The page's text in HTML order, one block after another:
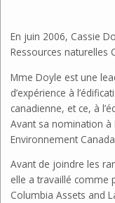
En juin 2006, Cassie
Ressources naturelles
Mme Doyle est une
d’expérience à
canadienne, et ce, à
Avant sa nomination à
Environnement
Avant de joindre les
elle a travaillé comme
Columbia Assets and